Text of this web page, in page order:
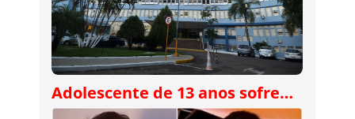
Adolescente de 13 anos sofre…